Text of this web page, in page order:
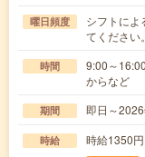
曜日頻度
シフトによ
てください
時間
9:00～
からなど
期間 即日～
時給 時給1350円